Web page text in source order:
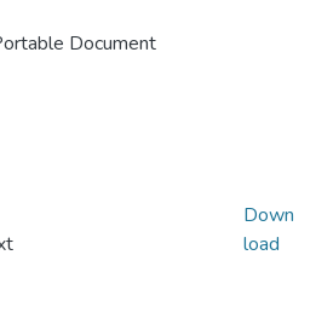
Document
Down
load